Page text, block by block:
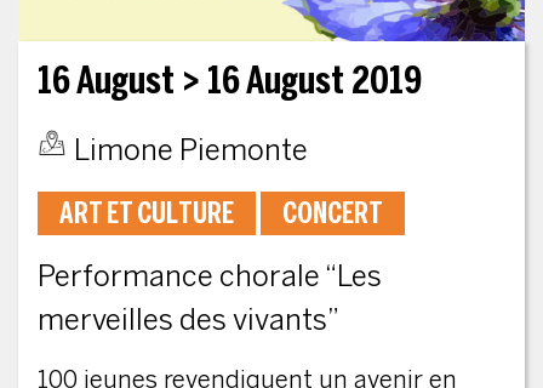
16 August > 16 August 2019
Limone Piemonte
ART ET CULTURE
CONCERT
Performance chorale “Les
merveilles des vivants”
100 jeunes revendiquent un avenir en